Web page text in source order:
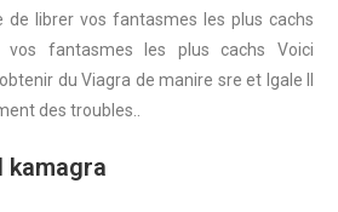
de librer vos fantasmes les plus cachs
fantasmes les plus cachs Voici
du Viagra de manire sre et lgale Il
des troubles..
kamagra